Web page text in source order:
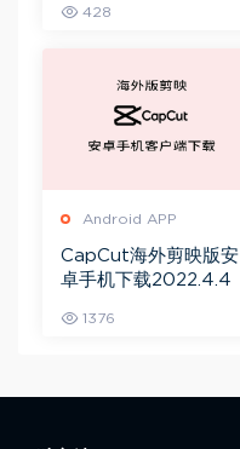
428
Android APP
CapCut海外剪映版安
卓手机下载2022.4.4
1376